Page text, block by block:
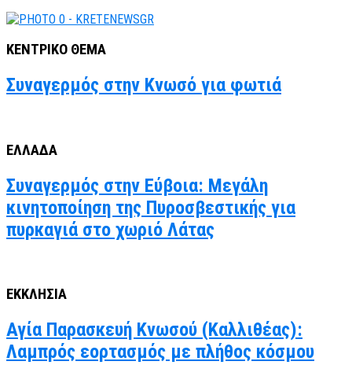
ΚΕΝΤΡΙΚΟ ΘΕΜΑ
Συναγερμός στην Κνωσό για φωτιά
ΕΛΛΑΔΑ
Συναγερμός στην Εύβοια: Μεγάλη
κινητοποίηση της Πυροσβεστικής για
πυρκαγιά στο χωριό Λάτας
ΕΚΚΛΗΣΙΑ
Αγία Παρασκευή Κνωσού (Καλλιθέας):
Λαμπρός εορτασμός με πλήθος κόσμου